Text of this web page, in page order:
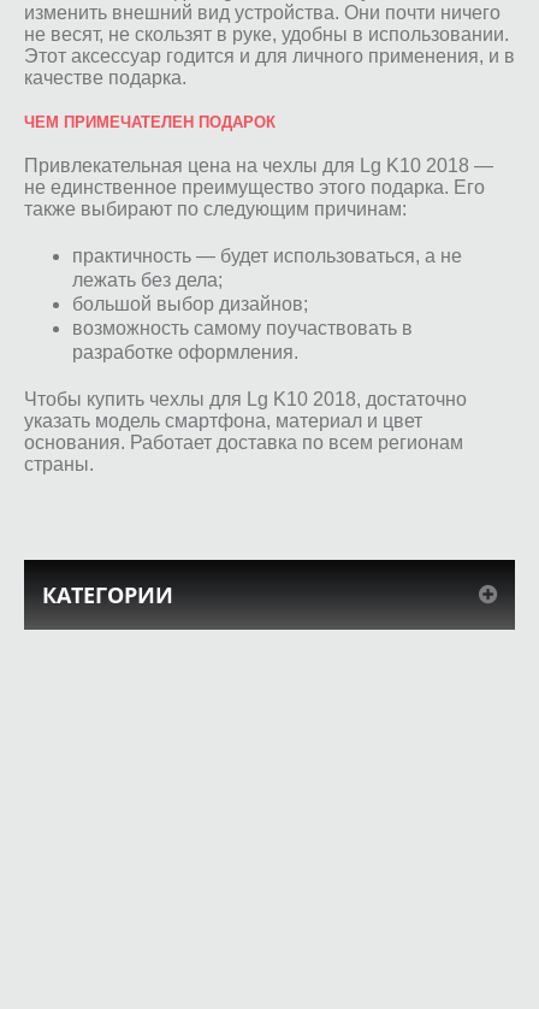
изменить внешний вид устройства. Они почти ничего
не весят, не скользят в руке, удобны в использовании.
Этот аксессуар годится и для личного применения, и в
качестве подарка.
ЧЕМ ПРИМЕЧАТЕЛЕН ПОДАРОК
Привлекательная цена на чехлы для Lg K10 2018 —
не единственное преимущество этого подарка. Его
также выбирают по следующим причинам:
практичность — будет использоваться, а не
лежать без дела;
большой выбор дизайнов;
возможность самому поучаствовать в
разработке оформления.
Чтобы купить чехлы для Lg K10 2018, достаточно
указать модель смартфона, материал и цвет
основания. Работает доставка по всем регионам
страны.
КАТЕГОРИИ